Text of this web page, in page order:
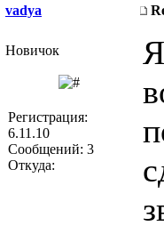
vadya
Новичок
Регистрация:
6.11.10
Сообщений: 3
Откуда: